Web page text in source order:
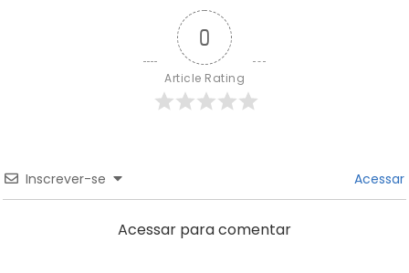
0
Article Rating
Inscrever-se Acessar
Acessar para comentar